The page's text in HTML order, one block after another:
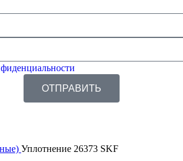
ОТПРАВИТЬ
Уплотнение 26373 SKF